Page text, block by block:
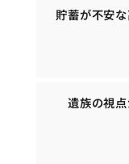
貯蓄が不安
遺族の視